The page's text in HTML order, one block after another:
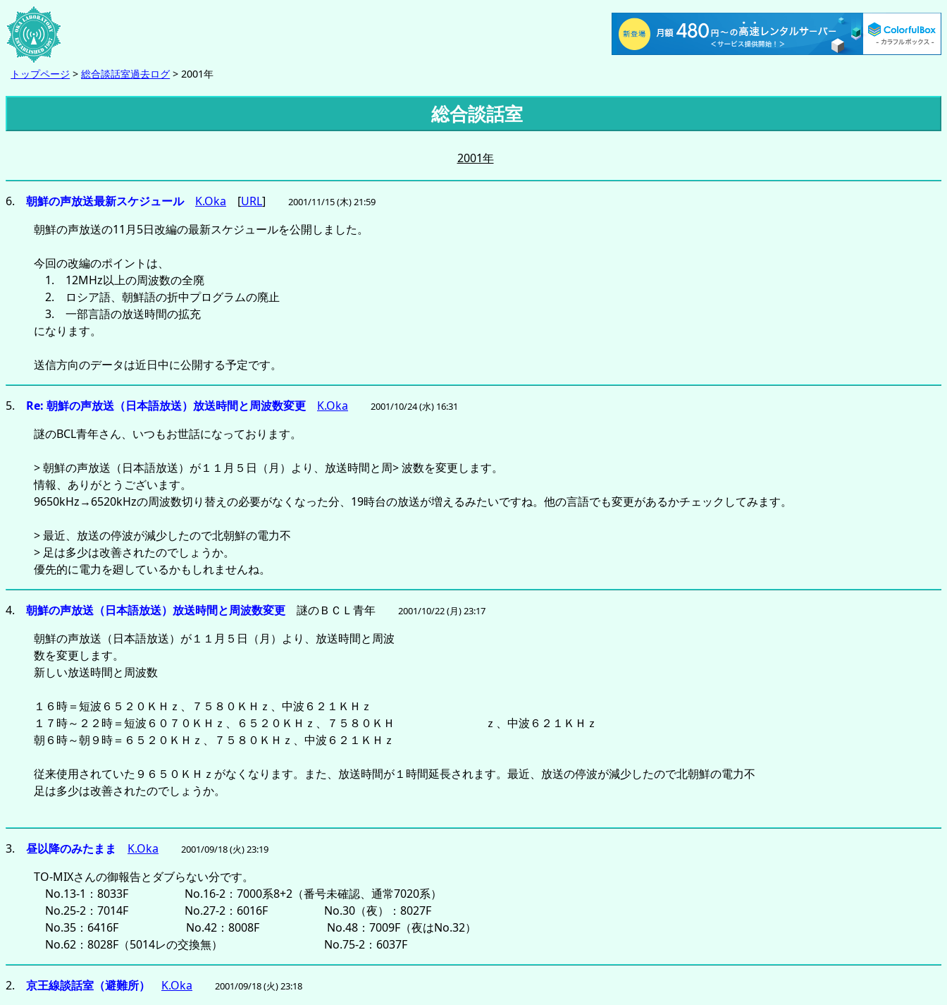
トップページ >総合談話室過去ログ > 2001年
総合談話室
2001年
6. 朝鮮の声放送最新スケジュール K.Oka [URL] 2001/11/15 (木) 21:59
朝鮮の声放送の11月5日改編の最新スケジュールを公開しました。
今回の改編のポイントは、
1. 12MHz以上の周波数の全廃
2. ロシア語、朝鮮語の折中プログラムの廃止
3. 一部言語の放送時間の拡充
になります。
送信方向のデータは近日中に公開する予定です。
5. Re: 朝鮮の声放送（日本語放送）放送時間と周波数変更 K.Oka 2001/10/24 (水) 16:31
謎のBCL青年さん、いつもお世話になっております。
> 朝鮮の声放送（日本語放送）が１１月５日（月）より、放送時間と周> 波数を変更します。
情報、ありがとうございます。
9650kHz→6520kHzの周波数切り替えの必要がなくなった分、19時台の放送が増えるみたいですね。他の言語でも変更があるかチェックしてみます。
> 最近、放送の停波が減少したので北朝鮮の電力不
> 足は多少は改善されたのでしょうか。
優先的に電力を廻しているかもしれませんね。
4. 朝鮮の声放送（日本語放送）放送時間と周波数変更 謎のＢＣＬ青年 2001/10/22 (月) 23:17
朝鮮の声放送（日本語放送）が１１月５日（月）より、放送時間と周波
数を変更します。
新しい放送時間と周波数
１６時＝短波６５２０ＫＨｚ、７５８０ＫＨｚ、中波６２１ＫＨｚ
１７時～２２時＝短波６０７０ＫＨｚ、６５２０ＫＨｚ、７５８０ＫＨ ｚ、中波６２１ＫＨｚ
朝６時～朝９時＝６５２０ＫＨｚ、７５８０ＫＨｚ、中波６２１ＫＨｚ
従来使用されていた９６５０ＫＨｚがなくなります。また、放送時間が１時間延長されます。最近、放送の停波が減少したので北朝鮮の電力不
足は多少は改善されたのでしょうか。
3. 昼以降のみたまま K.Oka 2001/09/18 (火) 23:19
TO-MIXさんの御報告とダブらない分です。
No.13-1：8033F No.16-2：7000系8+2（番号未確認、通常7020系）
No.25-2：7014F No.27-2：6016F No.30（夜）：8027F
No.35：6416F No.42：8008F No.48：7009F（夜はNo.32）
No.62：8028F（5014レの交換無） No.75-2：6037F
2. 京王線談話室（避難所） K.Oka 2001/09/18 (火) 23:18